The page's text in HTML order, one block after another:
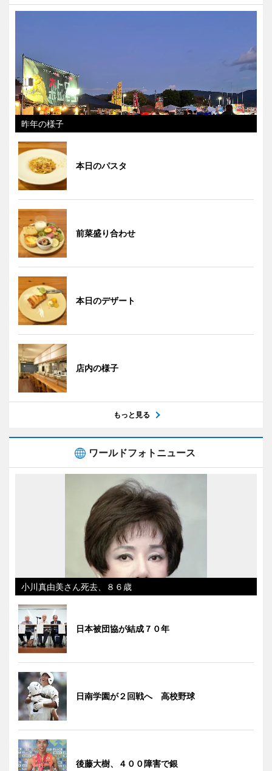
昨年の様子
本日のパスタ
前菜盛り合わせ
本日のデザート
店内の様子
もっと見る
ワールドフォトニュース
小川真由美さん死去、８６歳
日本被団協が結成７０年
日南学園が２回戦へ 高校野球
後藤大樹、４００障害で銀